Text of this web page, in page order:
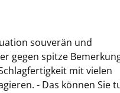
souverän und
gegen spitze
mit vielen
- Das können Sie